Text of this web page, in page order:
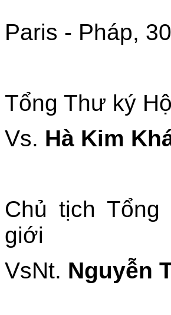
Paris - Pháp,
Tổng Thư ký
Vs. Hà Kim
Chủ tịch Tổng
giới
VsNt. Nguyễn